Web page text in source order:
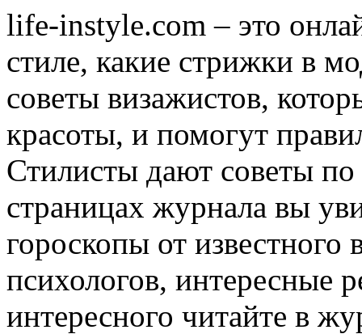
life-instyle.com – это
стиле, какие стрижки в
советы визажистов,
красоты, и помогут
Стилисты дают советы
страницах журнала вы
гороскопы от известного
психологов, интересные
интересного читайте в